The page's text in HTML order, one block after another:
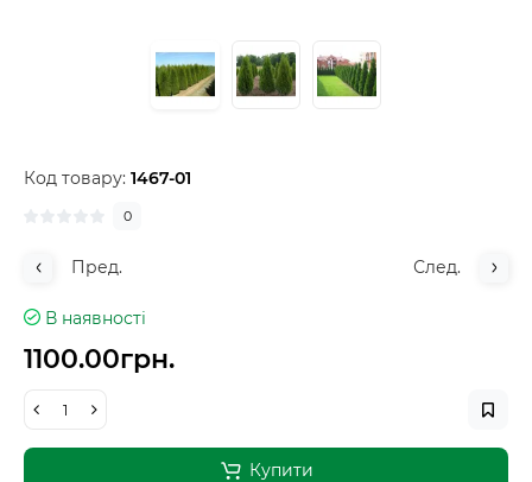
Код товару: 1467-01
0
Пред. След.
В наявності
1100.00грн.
Купити